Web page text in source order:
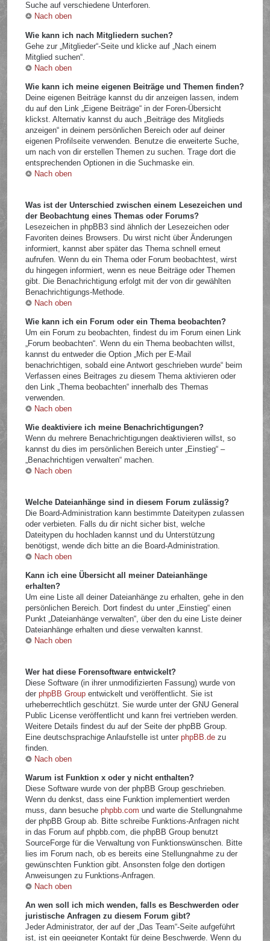
Suche auf verschiedene Unterforen.
Nach oben
Wie kann ich nach Mitgliedern suchen?
Gehe zur „Mitglieder“-Seite und klicke auf „Nach einem
Mitglied suchen“.
Nach oben
Wie kann ich meine eigenen Beiträge und Themen finden?
Deine eigenen Beiträge kannst du dir anzeigen lassen, indem
du auf den Link „Eigene Beiträge“ in der Foren-Übersicht
klickst. Alternativ kannst du auch „Beiträge des Mitglieds
anzeigen“ in deinem persönlichen Bereich oder auf deiner
eigenen Profilseite verwenden. Benutze die erweiterte Suche,
um nach von dir erstellen Themen zu suchen. Trage dort die
entsprechenden Optionen in die Suchmaske ein.
Nach oben
Was ist der Unterschied zwischen einem Lesezeichen und
der Beobachtung eines Themas oder Forums?
Lesezeichen in phpBB3 sind ähnlich der Lesezeichen oder
Favoriten deines Browsers. Du wirst nicht über Änderungen
informiert, kannst aber später das Thema schnell erneut
aufrufen. Wenn du ein Thema oder Forum beobachtest, wirst
du hingegen informiert, wenn es neue Beiträge oder Themen
gibt. Die Benachrichtigung erfolgt mit der von dir gewählten
Benachrichtigungs-Methode.
Nach oben
Wie kann ich ein Forum oder ein Thema beobachten?
Um ein Forum zu beobachten, findest du im Forum einen Link
„Forum beobachten“. Wenn du ein Thema beobachten willst,
kannst du entweder die Option „Mich per E-Mail
benachrichtigen, sobald eine Antwort geschrieben wurde“ beim
Verfassen eines Beitrages zu diesem Thema aktivieren oder
den Link „Thema beobachten“ innerhalb des Themas
verwenden.
Nach oben
Wie deaktiviere ich meine Benachrichtigungen?
Wenn du mehrere Benachrichtigungen deaktivieren willst, so
kannst du dies im persönlichen Bereich unter „Einstieg“ –
„Benachrichtigen verwalten“ machen.
Nach oben
Welche Dateianhänge sind in diesem Forum zulässig?
Die Board-Administration kann bestimmte Dateitypen zulassen
oder verbieten. Falls du dir nicht sicher bist, welche
Dateitypen du hochladen kannst und du Unterstützung
benötigst, wende dich bitte an die Board-Administration.
Nach oben
Kann ich eine Übersicht all meiner Dateianhänge
erhalten?
Um eine Liste all deiner Dateianhänge zu erhalten, gehe in den
persönlichen Bereich. Dort findest du unter „Einstieg“ einen
Punkt „Dateianhänge verwalten“, über den du eine Liste deiner
Dateianhänge erhalten und diese verwalten kannst.
Nach oben
Wer hat diese Forensoftware entwickelt?
Diese Software (in ihrer unmodifizierten Fassung) wurde von
derphpBB Group entwickelt und veröffentlicht. Sie ist
urheberrechtlich geschützt. Sie wurde unter der GNU General
Public License veröffentlicht und kann frei vertrieben werden.
Weitere Details findest du auf der Seite der phpBB Group.
Eine deutschsprachige Anlaufstelle ist unterphpBB.de zu
finden.
Nach oben
Warum ist Funktion x oder y nicht enthalten?
Diese Software wurde von der phpBB Group geschrieben.
Wenn du denkst, dass eine Funktion implementiert werden
muss, dann besuchephpbb.com und warte die Stellungnahme
der phpBB Group ab. Bitte schreibe Funktions-Anfragen nicht
in das Forum auf phpbb.com, die phpBB Group benutzt
SourceForge für die Verwaltung von Funktionswünschen. Bitte
lies im Forum nach, ob es bereits eine Stellungnahme zu der
gewünschten Funktion gibt. Ansonsten folge den dortigen
Anweisungen zu Funktions-Anfragen.
Nach oben
An wen soll ich mich wenden, falls es Beschwerden oder
juristische Anfragen zu diesem Forum gibt?
Jeder Administrator, der auf der „Das Team“-Seite aufgeführt
ist, ist ein geeigneter Kontakt für deine Beschwerde. Wenn du